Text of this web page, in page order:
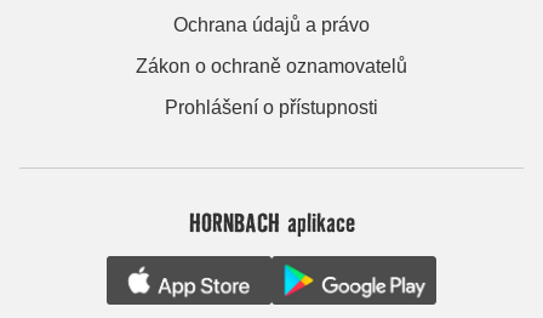
Ochrana údajů a právo
Zákon o ochraně oznamovatelů
Prohlášení o přístupnosti
HORNBACH aplikace